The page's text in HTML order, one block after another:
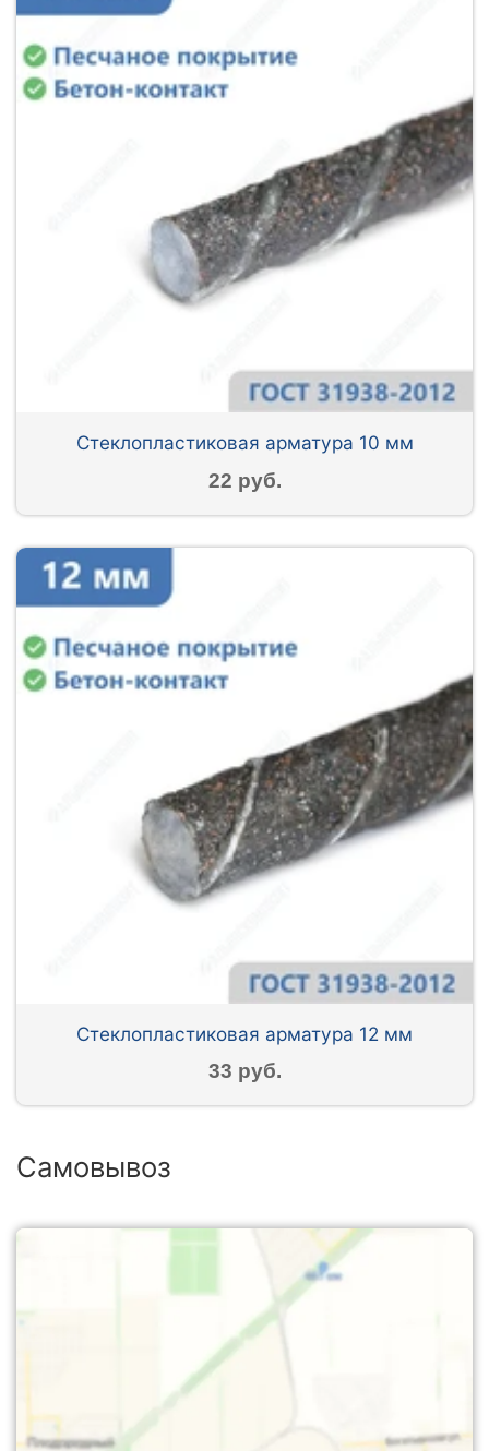
Стеклопластиковая арматура 10 мм
22 руб.
Стеклопластиковая арматура 12 мм
33 руб.
Самовывоз